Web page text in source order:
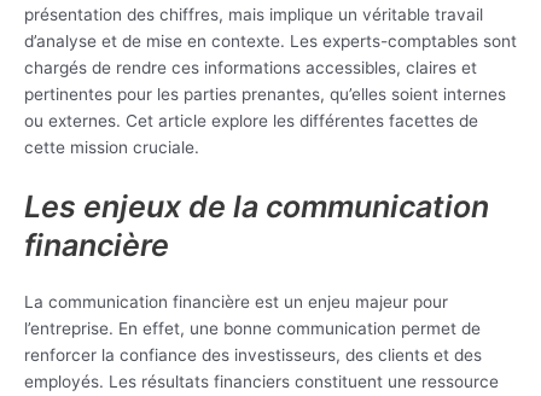
présentation des chiffres, mais implique un véritable travail
d’analyse et de mise en contexte. Les experts-comptables sont
chargés de rendre ces informations accessibles, claires et
pertinentes pour les parties prenantes, qu’elles soient internes
ou externes. Cet article explore les différentes facettes de
cette mission cruciale.
Les enjeux de la communication
financière
La communication financière est un enjeu majeur pour
l’entreprise. En effet, une bonne communication permet de
renforcer la confiance des investisseurs, des clients et des
employés. Les résultats financiers constituent une ressource